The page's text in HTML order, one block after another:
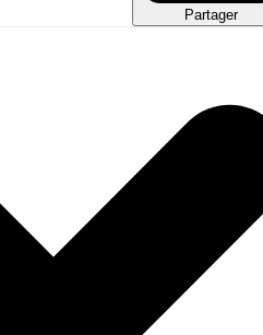
Partager